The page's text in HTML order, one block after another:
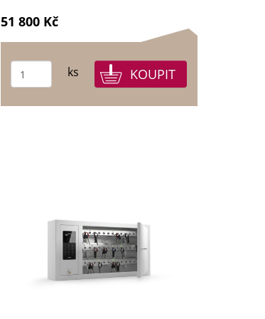
51 800 Kč
ks